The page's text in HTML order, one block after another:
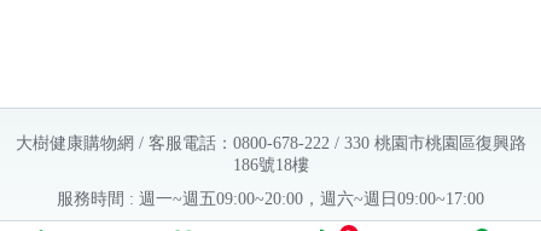
大樹健康購物網 / 客服電話：0800-678-222 / 330 桃園市桃園區復興路
186號18樓
服務時間 : 週一~週五09:00~20:00，週六~週日09:00~17:00